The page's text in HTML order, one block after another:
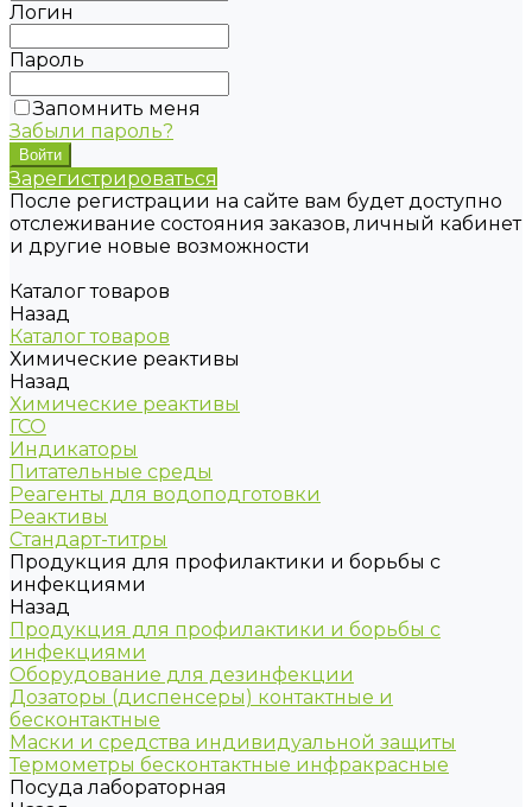
Логин
Пароль
Запомнить меня
Забыли пароль?
Зарегистрироваться
После регистрации на сайте вам будет доступно
отслеживание состояния заказов, личный кабинет
и другие новые возможности
Каталог товаров
Назад
Каталог товаров
Химические реактивы
Назад
Химические реактивы
ГСО
Индикаторы
Питательные среды
Реагенты для водоподготовки
Реактивы
Стандарт-титры
Продукция для профилактики и борьбы с
инфекциями
Назад
Продукция для профилактики и борьбы с
инфекциями
Оборудование для дезинфекции
Дозаторы (диспенсеры) контактные и
бесконтактные
Маски и средства индивидуальной защиты
Термометры бесконтактные инфракрасные
Посуда лабораторная